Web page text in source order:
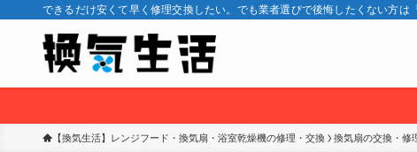
できるだけ安くて早く修理交換したい。でも業者選びで後悔したくない方
【換気生活】レンジフード・換気扇・浴室乾燥機の修理・交換 換気扇の交換・修